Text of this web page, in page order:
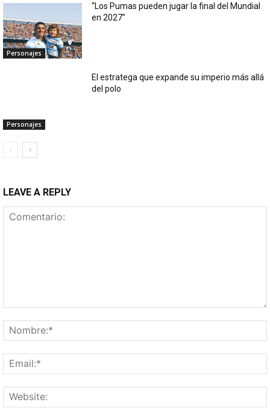
Personajes
“Los Pumas pueden jugar la final del Mundial
en 2027”
Personajes
El estratega que expande su imperio más allá
del polo
LEAVE A REPLY